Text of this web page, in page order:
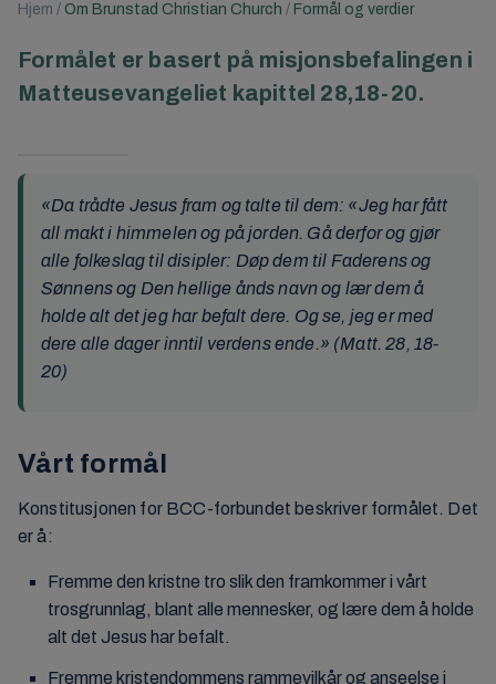
Hjem / Om Brunstad Christian Church / Formål og verdier
Formålet er basert på misjonsbefalingen i
Matteusevangeliet kapittel 28,18-20.
«Da trådte Jesus fram og talte til dem: «Jeg har fått
all makt i himmelen og på jorden. Gå derfor og gjør
alle folkeslag til disipler: Døp dem til Faderens og
Sønnens og Den hellige ånds navn og lær dem å
holde alt det jeg har befalt dere. Og se, jeg er med
dere alle dager inntil verdens ende.» (Matt. 28, 18-
20)
Vårt formål
Konstitusjonen for BCC-forbundet beskriver formålet. Det
er å:
Fremme den kristne tro slik den framkommer i vårt
trosgrunnlag, blant alle mennesker, og lære dem å holde
alt det Jesus har befalt.
Fremme kristendommens rammevilkår og anseelse i